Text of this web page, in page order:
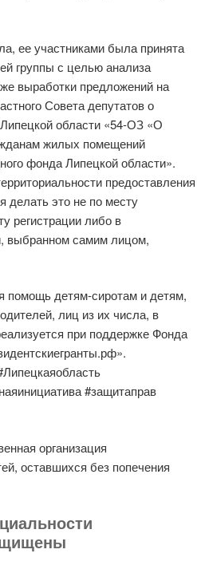
ее участниками была принята
группы с целью анализа
выработки предложений на
Совета депутатов о
области «54-ОЗ «О
жилых помещений
фонда Липецкой области».
предоставления
делать это не по месту
регистрации либо в
выбранном самим лицом,
помощь детям-сиротам и детям,
лиц из их числа, в
при поддержке Фонда
#защитаправ
организация
оставшихся без попечения